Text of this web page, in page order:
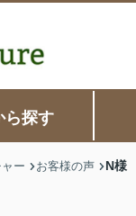
ら探す
ー お客様の声 N様